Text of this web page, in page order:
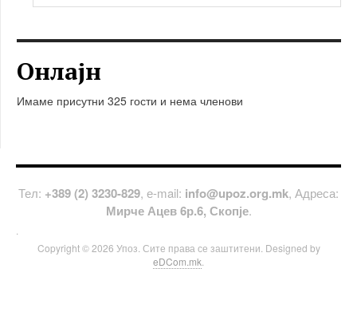
Онлајн
Имаме присутни 325 гости и нема членови
Тел: +389 (2) 3230-829, е-mail: info@upoz.org.mk, Адреса:
Мирче Ацев 6р.6, Скопје.
Copyright © 2026 Упоз. Сите права се заштитени. Designed by
eDCom.mk